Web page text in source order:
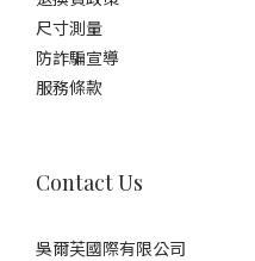
尺寸測量
防詐騙宣導
服務條款
Contact Us
吳爾芙國際有限公司